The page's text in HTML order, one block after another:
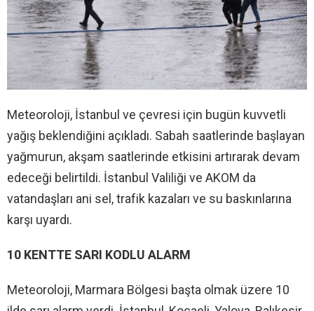
Meteoroloji, İstanbul ve çevresi için bugün kuvvetli
yağış beklendiğini açıkladı. Sabah saatlerinde başlayan
yağmurun, akşam saatlerinde etkisini artırarak devam
edeceği belirtildi. İstanbul Valiliği ve AKOM da
vatandaşları ani sel, trafik kazaları ve su baskınlarına
karşı uyardı.
10 KENTTE SARI KODLU ALARM
Meteoroloji, Marmara Bölgesi başta olmak üzere 10